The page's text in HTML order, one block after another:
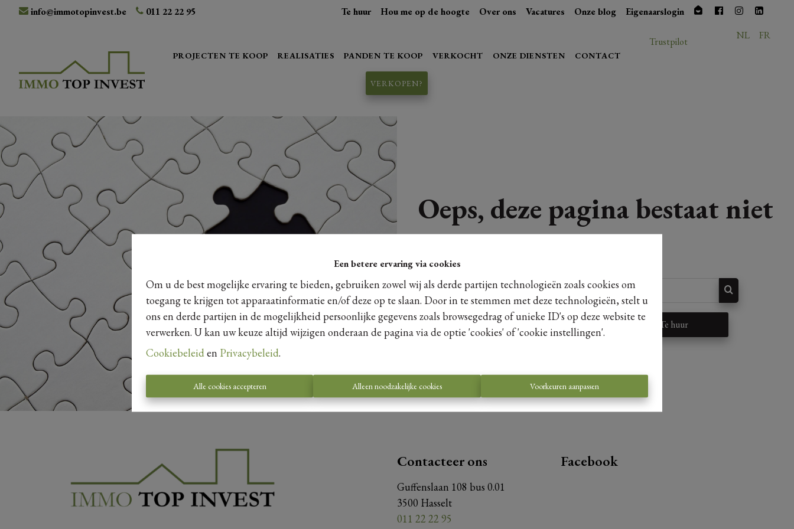
Een betere ervaring via cookies
Om u de best mogelijke ervaring te bieden, gebruiken zowel wij als derde partijen technologieën zoals cookies om
toegang te krijgen tot apparaatinformatie en/of deze op te slaan. Door in te stemmen met deze technologieën, stelt u
ons en derde partijen in de mogelijkheid persoonlijke gegevens zoals browsegedrag of unieke ID's op deze website te
verwerken. U kan uw keuze altijd wijzigen onderaan de pagina via de optie 'cookies' of 'cookie instellingen'.
Cookiebeleid en Privacybeleid.
Alle cookies accepteren Alleen noodzakelijke cookies Voorkeuren aanpassen
info@immotopinvest.be 011 22 22 95 Te huur Hou me op de hoogte Over ons Vacatures Onze blog Eigenaarslogin
PROJECTEN TE KOOP REALISATIES PANDEN TE KOOP VERKOCHT ONZE DIENSTEN CONTACT
VERKOPEN?
NL FR
Trustpilot
Oeps, deze pagina bestaat niet
meer
Te koop Te huur
Contacteer ons
Guffenslaan 108 bus 0.01
3500 Hasselt
011 22 22 95
Facebook